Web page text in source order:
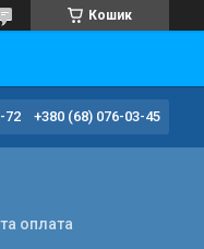
Кошик
72 +380 (68) 076-03-45
оплата